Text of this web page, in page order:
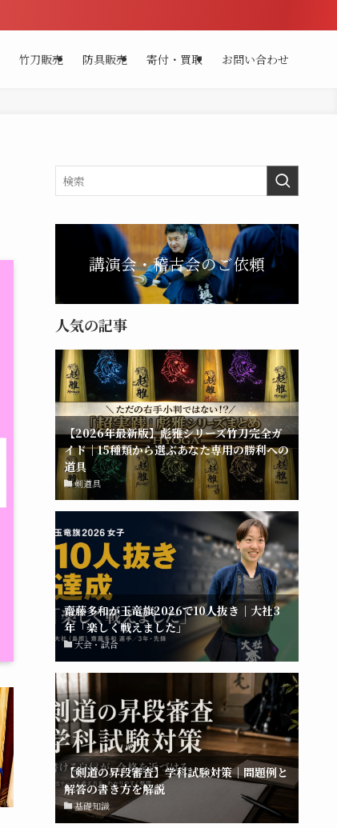
竹刀販売 防具販売 寄付・買取 お問い合わせ
講演会・稽古会のご依頼
人気の記事
【2026年最新版】彪雅シリーズ竹刀完全ガ
イド｜15種類から選ぶあなた専用の勝利への
道具
剣道具
齋藤多和が玉竜旗2026で10人抜き｜大社3
年「楽しく戦えました」
大会・試合
【剣道の昇段審査】学科試験対策｜問題例と
解答の書き方を解説
基礎知識